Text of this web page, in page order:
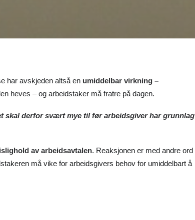
har avskjeden altså en umiddelbar virkning –
heves – og arbeidstaker må fratre på dagen.
skal derfor svært mye til før arbeidsgiver har grunnlag
av arbeidsavtalen. Reaksjonen er med andre ord
må vike for arbeidsgivers behov for umiddelbart å